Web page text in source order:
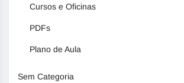
Cursos e Oficinas
PDFs
Plano de Aula
Sem Categoria